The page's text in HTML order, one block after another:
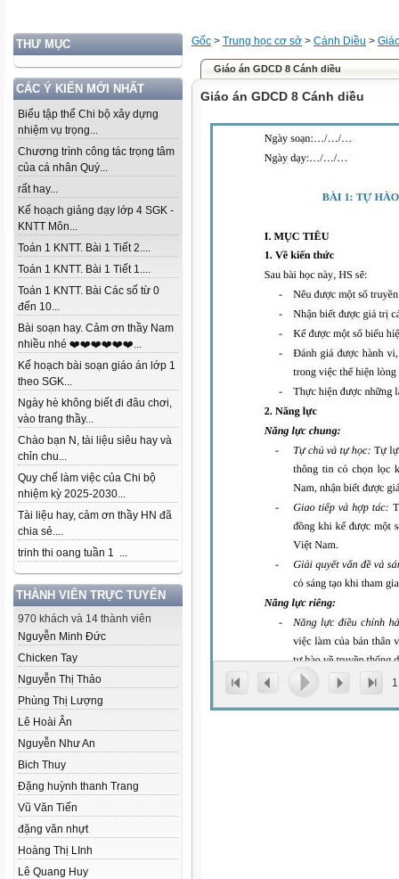
THƯ MỤC
CÁC Ý KIẾN MỚI NHẤT
Biểu tập thể Chi bộ xây dựng
nhiệm vụ trọng...
Chương trình công tác trọng tâm
của cá nhân Quý...
rất hay...
Kế hoạch giảng dạy lớp 4 SGK -
KNTT Môn...
Toán 1 KNTT. Bài 1 Tiết 2....
Toán 1 KNTT. Bài 1 Tiết 1....
Toán 1 KNTT. Bài Các số từ 0
đến 10...
Bài soạn hay. Cảm ơn thầy Nam
nhiều nhé ❤️❤️❤️❤️❤️❤️...
Kế hoạch bài soạn giáo án lớp 1
theo SGK...
Ngày hè không biết đi đâu chơi,
vào trang thầy...
Chào bạn N, tài liệu siêu hay và
chỉn chu...
Quy chế làm việc của Chi bộ
nhiệm kỳ 2025-2030...
Tài liệu hay, cảm ơn thầy HN đã
chia sẻ....
trinh thi oang tuần 1 ...
THÀNH VIÊN TRỰC TUYẾN
970 khách và 14 thành viên
Nguyễn Minh Đức
Chicken Tay
Nguyễn Thị Thảo
Phùng Thị Lượng
Lê Hoài Ân
Nguyễn Như An
Bich Thuy
Đặng huỳnh thanh Trang
Vũ Văn Tiến
đặng văn nhựt
Hoàng Thị LInh
Lê Quang Huy
Gốc > Trung học cơ sở > Cánh Diều >
Giáo án GDCD 8 Cánh diều
Giáo án GDCD 8 Cánh diều
1